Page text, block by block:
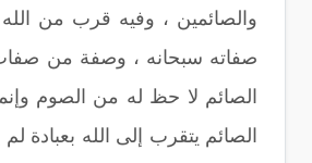
والصائمين ، وفيه قرب من
صفاته سبحانه ، وصفة من
الصائم لا حظ له من الصوم
الصائم يتقرب إلى الله بعبادة لم